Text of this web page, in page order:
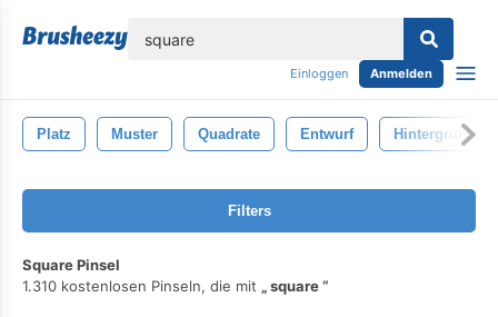
Einloggen Anmelden
Platz Muster Quadrate Entwurf Hintergrund
Filters
Square Pinsel
1.310 kostenlosen Pinseln, die mit
square